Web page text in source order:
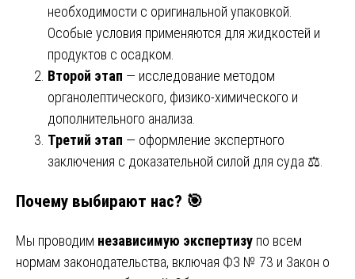
необходимости с оригинальной упаковкой.
Особые условия применяются для жидкостей и
продуктов с осадком.
Второй этап — исследование методом
органолептического, физико-химического и
дополнительного анализа.
Третий этап — оформление экспертного
заключения с доказательной силой для суда ⚖️.
Почему выбирают нас? 🎯
Мы проводим независимую экспертизу по всем
нормам законодательства, включая ФЗ № 73 и Закон о